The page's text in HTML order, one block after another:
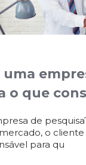
o que
de
o cliente
para qu